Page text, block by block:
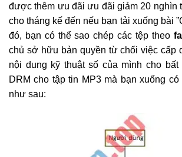
được thêm ưu đãi ưu đãi giảm 20 nghìn
cho tháng kế đến nếu bạn tải xuống bài
đó, bạn có thể sao chép các tệp theo
chủ sở hữu bản quyền từ chối việc cấp
nội dung kỹ thuật số của mình cho
DRM cho tập tin MP3 mà bạn xuống có
như sau: